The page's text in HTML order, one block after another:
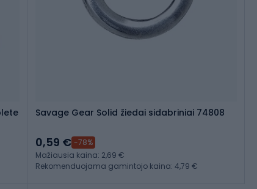
Savage Gear Solid žiedai sidabriniai 74808
0,59 € -78%
Mažiausia kaina: 2,69 €
Rekomenduojama gamintojo kaina: 4,79 €